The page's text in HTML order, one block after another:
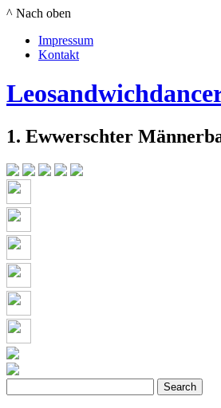
^ Nach oben
Impressum
Kontakt
1. Ewwerschter